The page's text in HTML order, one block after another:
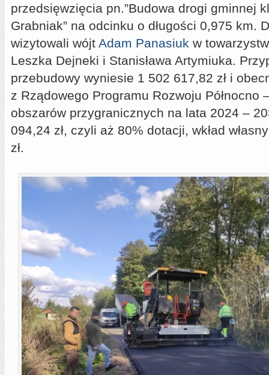
przedsięwzięcia pn.”Budowa drogi gminnej
Grabniak” na odcinku o długości 0,975 km.
wizytowali wójt Adam Panasiuk w
Leszka Dejneki i Stanisława Artymiuka.
przebudowy wyniesie 1 502 617,82 zł i
z Rządowego Programu Rozwoju Północno
obszarów przygranicznych na lata 2024 –
094,24 zł, czyli aż 80% dotacji, wkład
zł.